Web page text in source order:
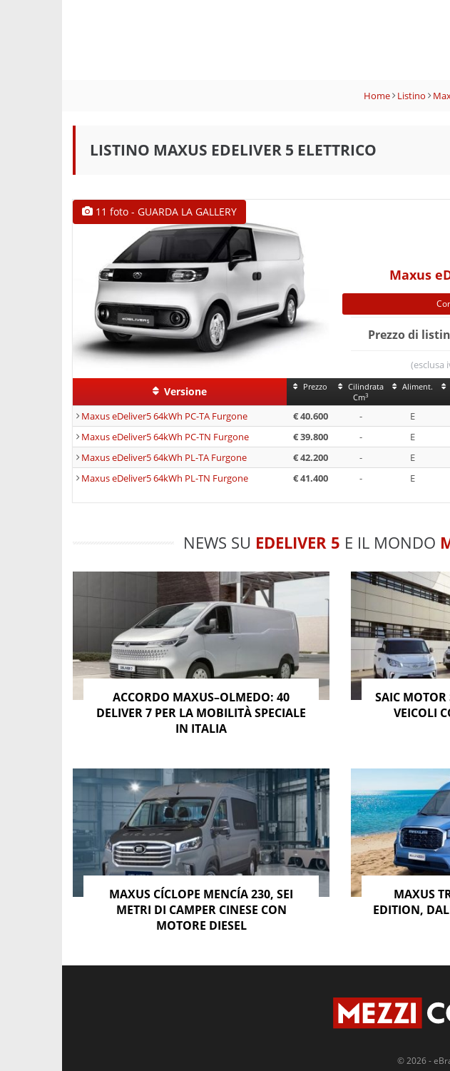
Home Listino
LISTINO MAXUS EDELIVER 5 ELETTRICO
11 foto - GUARDA LA GALLERY
Maxus
Prezzo di
(esclusa
Versione Prezzo
Cilindrata
Cm3
Aliment.
Maxus eDeliver5 64kWh PC-TA Furgone € 40.600 - E
Maxus eDeliver5 64kWh PC-TN Furgone
€ 39.800 - E
Maxus eDeliver5 64kWh PL-TA Furgone
€ 42.200 - E
Maxus eDeliver5 64kWh PL-TN Furgone
€ 41.400 - E
NEWS SU EDELIVER 5 E IL MONDO
ACCORDO MAXUS–OLMEDO: 40
DELIVER 7 PER LA MOBILITÀ SPECIALE
IN ITALIA
SAIC
VEICOLI
MAXUS CÍCLOPE MENCÍA 230, SEI
METRI DI CAMPER CINESE CON
MOTORE DIESEL
MAXUS
EDITION,
© 2026 -